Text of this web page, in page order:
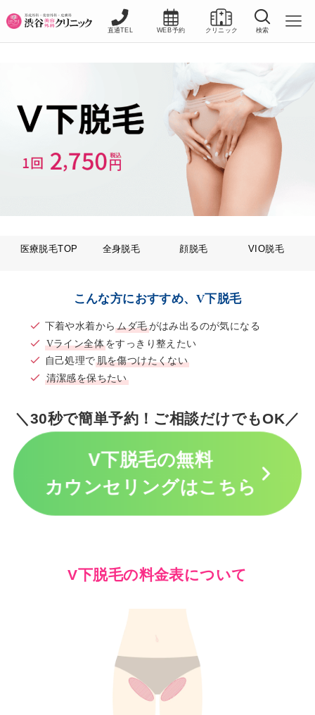
直通TEL WEB予約 クリニック 検索
医療脱毛TOP 全身脱毛 顔脱毛 VIO脱毛
こんな方におすすめ、V下脱毛
下着や水着からムダ毛がはみ出るのが気になる
Vライン全体をすっきり整えたい
自己処理で肌を傷つけたくない
清潔感を保ちたい
＼30秒で簡単予約！ご相談だけでもOK／
V下脱毛の無料
カウンセリングはこちら
V下脱毛の料金表について